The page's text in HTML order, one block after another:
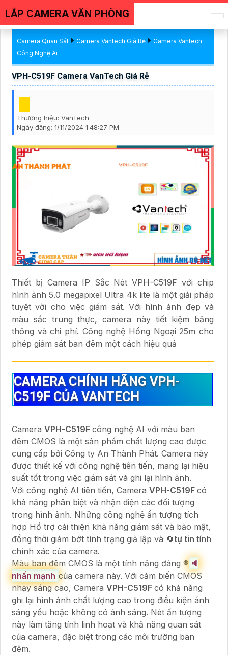
LẮP CAMERA VĂN PHÒNG
Camera Quan Sát Camera Vantech Giá Rẻ
Camera Vantech
Công Nghệ Ai
VPH-C519F Camera VanTech Giá Rẻ
Thương hiệu: VanTech
Ngày đăng: 1/11/2024 1:48:27 PM
Thiết bị Camera IP Sắc Nét VPH-C519F với chip
hình ảnh 5.0 megapixel Ultra 4k lite là một giải pháp
tuyệt vời cho việc giám sát. Với hình ảnh đẹp và
màu sắc trung thực, camera này tiết kiệm băng
thông và chi phí. Công nghệ Hồng Ngoại 25m cho
phép giám sát ban đêm một cách hiệu quả
CAMERA CHÍNH HÃNGVPH-
C519FCỦA VANTECH
Camera VPH-C519F công nghệ AI với màu ban
đêm CMOS là một sản phẩm chất lượng cao được
cung cấp bởi Công ty An Thành Phát. Camera này
được thiết kế với công nghệ tiên tiến, mang lại hiệu
suất tốt trong việc giám sát và ghi lại hình ảnh.
Với công nghệ AI tiên tiến, Camera VPH-C519F có
khả năng phân biệt và nhận diện các đối tượng
trong hình ảnh. Những công nghệ ấn tượng tích
hợp Hổ trợ cải thiện khả năng giám sát và bảo mật,
đồng thời giảm bớt tình trạng giả lập và 🔄tự tin tính
chính xác của camera.
Màu ban đêm CMOS là một tính năng đáng ®️ 🔈
nhấn mạnh của camera này. Với cảm biến CMOS
nhạy sáng cao, Camera VPH-C519F có khả năng
ghi lại hình ảnh chất lượng cao trong điều kiện ánh
sáng yếu hoặc không có ánh sáng. Nét ấn tượng
này làm tăng tính linh hoạt và khả năng quan sát
của camera, đặc biệt trong các môi trường ban
đêm.